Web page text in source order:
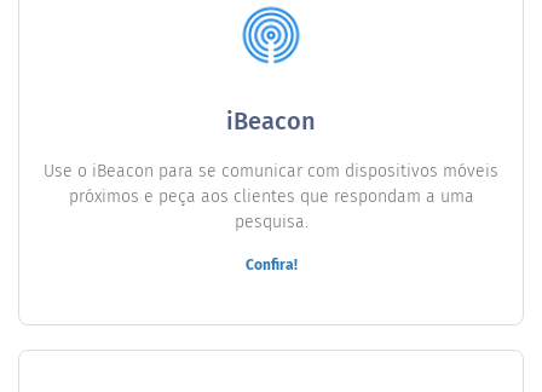
iBeacon
Use o iBeacon para se comunicar com dispositivos móveis
próximos e peça aos clientes que respondam a uma
pesquisa.
Confira!